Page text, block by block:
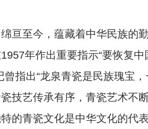
至今，蕴藏着中华民族的
年作出重要指示“要恢复
曾指出“龙泉青瓷是民族瑰宝
技艺传承有序，青瓷艺术不
的青瓷文化是中华文化的代